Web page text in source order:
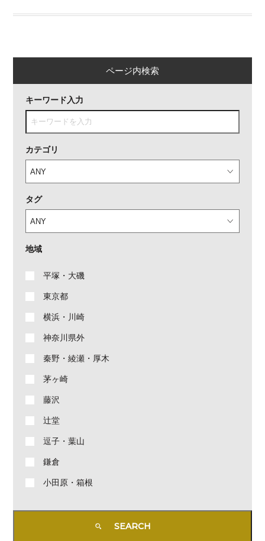
ページ内検索
キーワード入力
カテゴリ
タグ
地域
平塚・大磯
東京都
横浜・川崎
神奈川県外
秦野・綾瀬・厚木
茅ヶ崎
藤沢
辻堂
逗子・葉山
鎌倉
小田原・箱根